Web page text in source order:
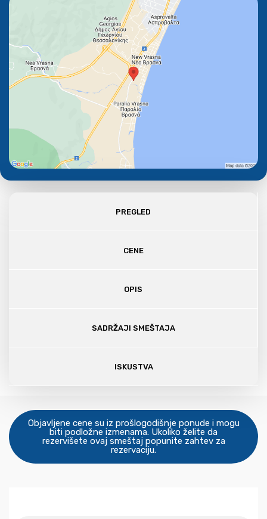
PREGLED
CENE
OPIS
SADRŽAJI SMEŠTAJA
ISKUSTVA
Objavljene cene su iz prošlogodišnje ponude i mogu
biti podložne izmenama. Ukoliko želite da
rezervišete ovaj smeštaj popunite zahtev za
rezervaciju.